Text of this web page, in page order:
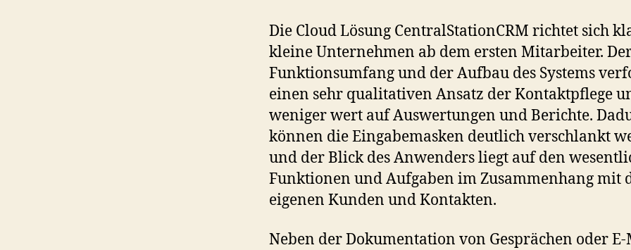
Die Cloud Lösung CentralStationCRM richtet sich
kleine Unternehmen ab dem ersten Mitarbeiter.
Funktionsumfang und der Aufbau des Systems
einen sehr qualitativen Ansatz der Kontaktpflege
weniger wert auf Auswertungen und Berichte.
können die Eingabemasken deutlich verschlankt
und der Blick des Anwenders liegt auf den
Funktionen und Aufgaben im Zusammenhang mit
eigenen Kunden und Kontakten.
Neben der Dokumentation von Gesprächen oder